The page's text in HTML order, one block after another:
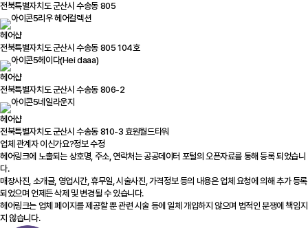
전북특별자치도 군산시 수송동 805
리우 헤어컬렉션
헤어샵
전북특별자치도 군산시 수송동 805 104호
헤이다(Hei daaa)
헤어샵
전북특별자치도 군산시 수송동 806-2
네일라운지
헤어샵
전북특별자치도 군산시 수송동 810-3 효원월드타워
업체 관계자 이신가요?정보 수정
헤어링크에 노출되는 상호명, 주소, 연락처는 공공데이터 포털의 오픈자료를 통해 등록 되었습니
다.
매장사진, 소개글, 영업시간, 휴무일, 시술사진, 가격정보 등의 내용은 업체 요청에 의해 추가 등록
되었으며 언제든 삭제 및 변경될 수 있습니다.
헤어링크는 업체 페이지를 제공할 뿐 관련 시술 등에 일체 개입하지 않으며 법적인 분쟁에 책임지
지 않습니다.